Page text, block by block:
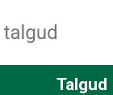
Talgud